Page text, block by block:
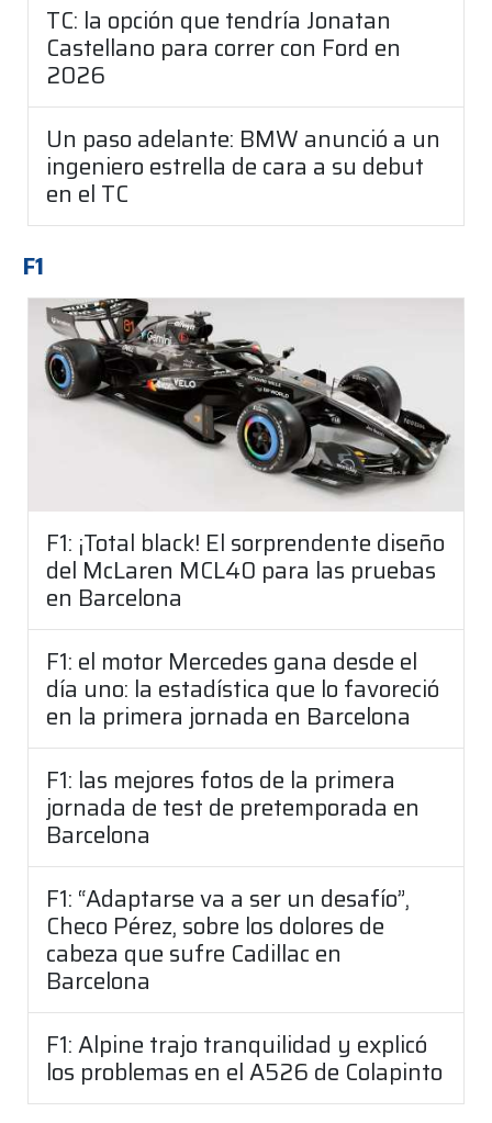
TC: la opción que tendría Jonatan
Castellano para correr con Ford en
2026
Un paso adelante: BMW anunció a un
ingeniero estrella de cara a su debut
en el TC
F1
F1: ¡Total black! El sorprendente diseño
del McLaren MCL40 para las pruebas
en Barcelona
F1: el motor Mercedes gana desde el
día uno: la estadística que lo favoreció
en la primera jornada en Barcelona
F1: las mejores fotos de la primera
jornada de test de pretemporada en
Barcelona
F1: “Adaptarse va a ser un desafío”,
Checo Pérez, sobre los dolores de
cabeza que sufre Cadillac en
Barcelona
F1: Alpine trajo tranquilidad y explicó
los problemas en el A526 de Colapinto